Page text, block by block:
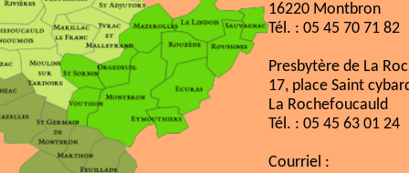
16220 Montbron
Tél. : 05 45 70 71 82
Presbytère de La
17, place Saint
La Rochefoucauld
Tél. : 05 45 63 01 24
Courriel :